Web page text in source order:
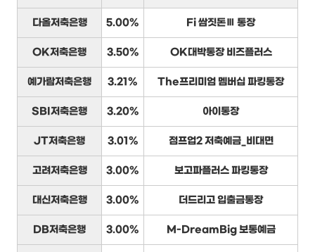
다올저축은행 5.00% Fi 쌈짓돈Ⅲ 통장
OK저축은행 3.50% OK대박통장 비즈플러스
예가람저축은행 3.21% The프리미엄 멤버십 파킹통장
SBI저축은행 3.20% 아이통장
JT저축은행 3.01% 점프업2 저축예금_비대면
고려저축은행 3.00% 보고파플러스 파킹통장
대신저축은행 3.00% 더드리고 입출금통장
DB저축은행 3.00% M-DreamBig 보통예금